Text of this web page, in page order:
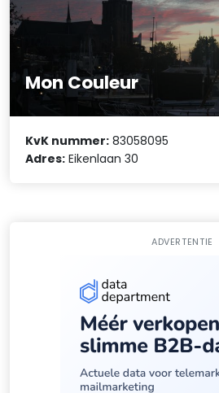
Mon Couleur
KvK nummer: 83058095
Adres: Eikenlaan 30
ADVERTENTIE